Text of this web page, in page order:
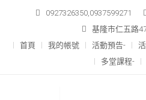
content
0927326350,0937599271
基隆市仁五路
首頁
我的帳號 活動預告-
多堂課程-